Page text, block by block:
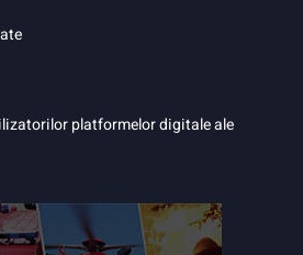
platformelor digitale ale